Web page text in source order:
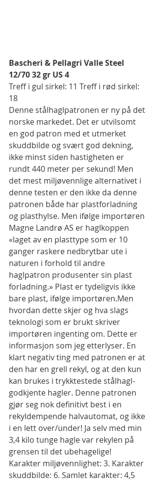
Bascheri & Pellagri Valle Steel
12/70 32 gr US 4
Treff i gul sirkel: 11 Treff i rød sirkel:
18
Denne stålhaglpatronen er ny på det
norske markedet. Det er utvilsomt
en god patron med et utmerket
skuddbilde og svært god dekning,
ikke minst siden hastigheten er
rundt 440 meter per sekund! Men
det mest miljøvennlige alternativet i
denne testen er den ikke da denne
patronen både har plastforladning
og plasthylse. Men ifølge importøren
Magne Landrø AS er haglkoppen
«laget av en plasttype som er 10
ganger raskere nedbrytbar ute i
naturen i forhold til andre
haglpatron produsenter sin plast
forladning.» Plast er tydeligvis ikke
bare plast, ifølge importøren.Men
hvordan dette skjer og hva slags
teknologi som er brukt skriver
importøren ingenting om. Dette er
informasjon som jeg etterlyser. En
klart negativ ting med patronen er at
den har en grell rekyl, og at den kun
kan brukes i trykktestede stålhagl-
godkjente hagler. Denne patronen
gjør seg nok definitivt best i en
rekyldempende halvautomat, og ikke
i en lett over/under! Ja selv med min
3,4 kilo tunge hagle var rekylen på
grensen til det ubehagelige!
Karakter miljøvennlighet: 3. Karakter
skuddbilde: 6. Samlet karakter: 4,5